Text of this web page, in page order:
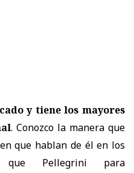
y tiene los mayores
. Conozco la manera que
que hablan de él en los
Pellegrini para